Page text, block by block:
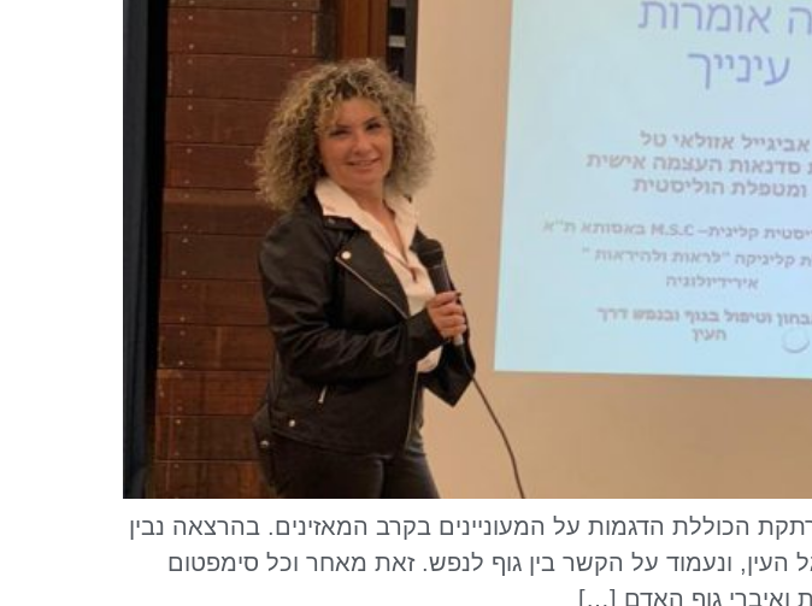
הכוללת הדגמות על המעוניינים בקרב המאזינים. בהרצאה נבין
העין, ונעמוד על הקשר בין גוף לנפש. זאת מאחר וכל סימפטום
ואיברי גוף האדם […]